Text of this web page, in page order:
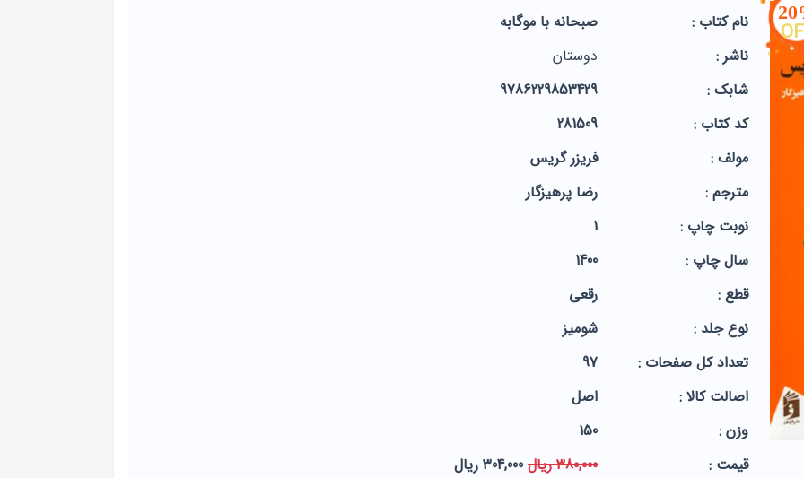
نام کتاب :
صبحانه با موگابه
ناشر :
دوستان
شابک :
9786229853429
کد کتاب :
281509
مولف :
فریزر گریس
مترجم :
رضا پرهیزگار
نوبت چاپ :
1
سال چاپ :
1400
قطع :
رقعی
نوع جلد :
شومیز
تعداد کل صفحات :
97
اصالت کالا :
اصل
وزن :
150
قيمت :
380,000 ریال
304,000 ریال